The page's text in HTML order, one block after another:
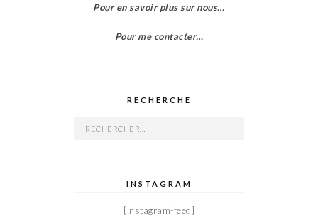
Pour en savoir plus sur nous…
Pour me contacter…
RECHERCHE
Rechercher :
INSTAGRAM
[instagram-feed]